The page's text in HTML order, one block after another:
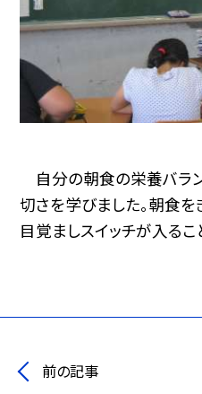
自分の朝食の栄養バラ
切さを学びました。朝食を
目覚ましスイッチが入るこ
前の記事